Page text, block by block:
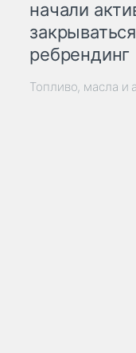
начали
ребрендинг
Топливо, масла и